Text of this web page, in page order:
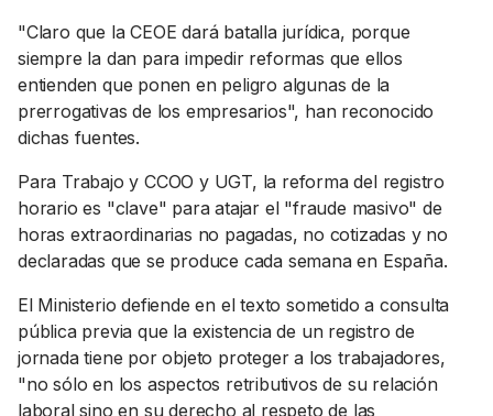
"Claro que la CEOE dará batalla jurídica, porque
siempre la dan para impedir reformas que ellos
entienden que ponen en peligro algunas de la
prerrogativas de los empresarios", han reconocido
dichas fuentes.
Para Trabajo y CCOO y UGT, la reforma del registro
horario es "clave" para atajar el "fraude masivo" de
horas extraordinarias no pagadas, no cotizadas y no
declaradas que se produce cada semana en España.
El Ministerio defiende en el texto sometido a consulta
pública previa que la existencia de un registro de
jornada tiene por objeto proteger a los trabajadores,
"no sólo en los aspectos retributivos de su relación
laboral sino en su derecho al respeto de las